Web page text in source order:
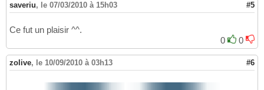
saveriu, le 07/03/2010 à 15h03 #5
Ce fut un plaisir ^^.
0
0
zolive, le 10/09/2010 à 03h13 #6